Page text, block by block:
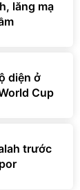
lăng mạ
diện ở
Cup
trước